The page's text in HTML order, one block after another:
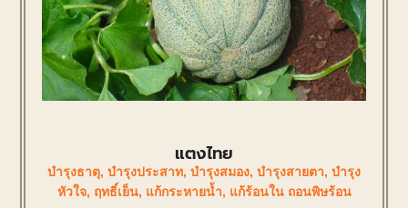
แตงไทย
บำรุงธาตุ, บำรุงประสาท, บำรุงสมอง, บำรุงสายตา, บำรุง
หัวใจ, ฤทธิ์เย็น, แก้กระหายน้ำ, แก้ร้อนใน ถอนพิษร้อน